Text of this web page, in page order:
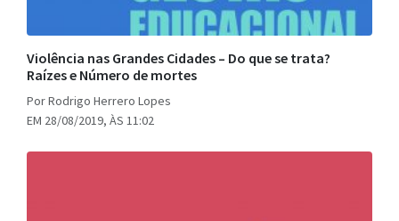
Violência nas Grandes Cidades – Do que se trata?
Raízes e Número de mortes
Por Rodrigo Herrero Lopes
EM 28/08/2019, ÀS 11:02